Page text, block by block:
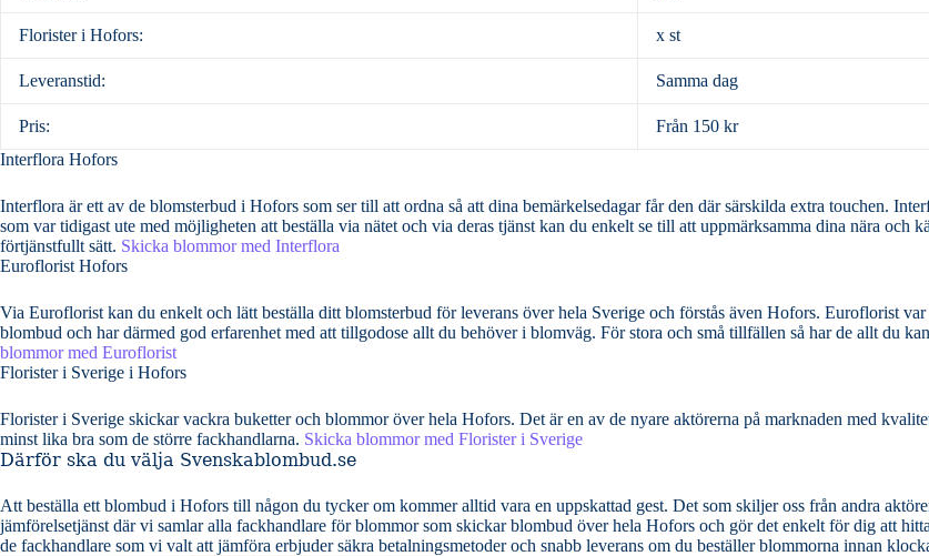
Florister i Hofors: x st
Leveranstid: Samma dag
Pris:
Från 150 kr
Interflora Hofors
Interflora är ett av de blomsterbud i Hofors som ser till att ordna så att dina bemärkelsedagar får den där särskilda extra touchen. Interflora var ett av de företag
som var tidigast ute med möjligheten att beställa via nätet och via deras tjänst kan du enkelt se till att uppmärksamma dina nära och
förtjänstfullt sätt. Skicka blommor med Interflora
Euroflorist Hofors
Via Euroflorist kan du enkelt och lätt beställa ditt blomsterbud för leverans över hela Sverige och förstås även Hofors. Euroflorist var först ut med nätbaserade
blombud och har därmed god erfarenhet med att tillgodose allt du behöver i blomväg. För stora och små tillfällen så har de allt du
blommor med Euroflorist
Florister i Sverige i Hofors
Florister i Sverige skickar vackra buketter och blommor över hela Hofors. Det är en av de nyare aktörerna på marknaden med
minst lika bra som de större fackhandlarna. Skicka blommor med Florister i Sverige
Därför ska du välja Svenskablombud.se
Att beställa ett blombud i Hofors till någon du tycker om kommer alltid vara en uppskattad gest. Det som skiljer oss från andra
jämförelsetjänst där vi samlar alla fackhandlare för blommor som skickar blombud över hela Hofors och gör det enkelt för dig att hitta
de fackhandlare som vi valt att jämföra erbjuder säkra betalningsmetoder och snabb leverans om du beställer blommorna innan